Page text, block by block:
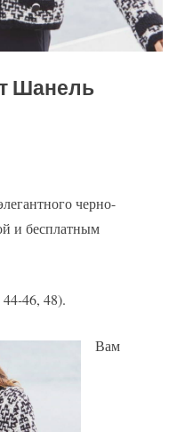
Шанель
черно-
и бесплатным
46, 48).
Вам